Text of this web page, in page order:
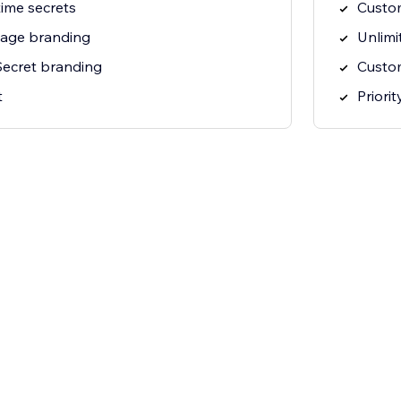
secrets
branding
branding